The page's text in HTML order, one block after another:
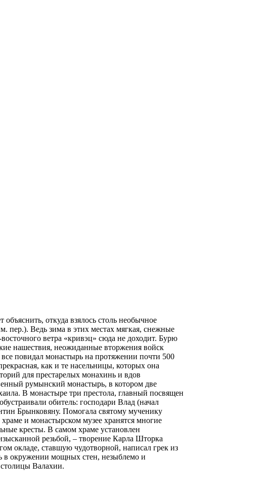
откуда взялось столь необычное
пер.). Ведь зима в этих местах мягкая, снежные
ветра «кривэц» сюда не доходит. Бурю
нашествия, неожиданные вторжения войск
повидал монастырь на протяжении почти 500
как и те насельницы, которых она
для престарелых монахинь и вдов
румынский монастырь, в котором две
В монастыре три престола, главный посвящен
обитель: господари Влад (начал
Брынковяну. Помогала святому мученику
и монастырском музее хранятся многие
кресты. В самом храме установлен
резьбой, – творение Карла Шторка
окладе, ставшую чудотворной, написал грек из
в окружении мощных стен, незыблемо и
Валахии.